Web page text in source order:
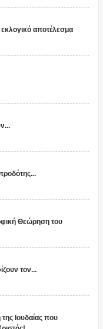
εκλογικό αποτέλεσμα
Θεώρηση του
τον...
Ιουδαίας που